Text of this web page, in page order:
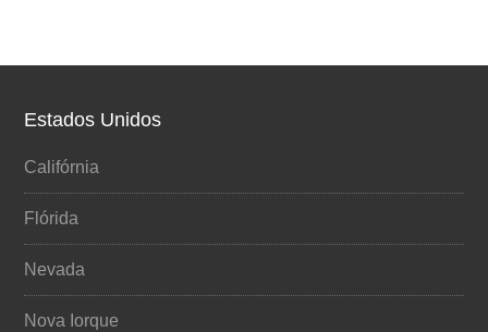
Estados Unidos
Califórnia
Flórida
Nevada
Nova Iorque